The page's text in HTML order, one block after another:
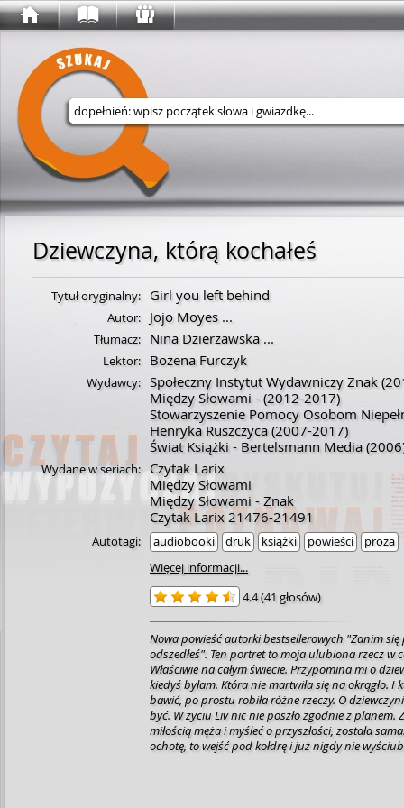
Wyszukaj w serwisie
Dziewczyna, którą kochałeś
Tytuł oryginalny: Girl you left behind
Autor: Jojo Moyes...
Tłumacz: Nina Dzierżawska...
Lektor: Bożena Furczyk
Wydawcy: Społeczny Instytut Wydawniczy Znak
Między Słowami - (2012-2017)
Stowarzyszenie Pomocy Osobom
Henryka Ruszczyca(2007-2017)
Świat Książki - Bertelsmann Media
Wydane w seriach: Czytak Larix
Między Słowami
Między Słowami - Znak
Czytak Larix 21476-21491
Autotagi: audiobooki druk książki powieści
proza
Więcej informacji...
4.4(41 głosów)
Nowa powieść autorki bestsellerowych "Zanim się
odszedłeś". Ten portret to moja ulubiona rzecz w
Właściwie na całym świecie. Przypomina mi o
kiedyś byłam. Która nie martwiła się na okrągło. I
bawić, po prostu robiła różne rzeczy. O
być. W życiu Liv nic nie poszło zgodnie z planem.
miłością męża i myśleć o przyszłości, została
ochotę, to wejść pod kołdrę i już nigdy nie